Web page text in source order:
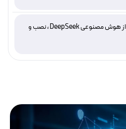
دیپ سیک چیست؟ استفاده از هوش مصنوعی DeepSeek ، نصب و